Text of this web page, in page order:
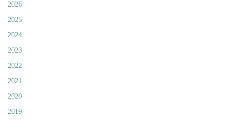
2026
2025
2024
2023
2022
2021
2020
2019